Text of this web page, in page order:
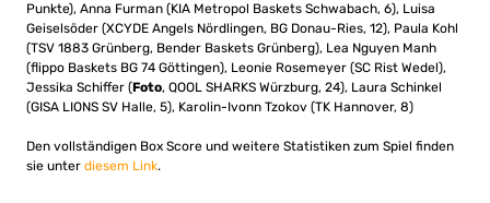
Punkte), Anna Furman (KIA Metropol Baskets Schwabach, 6), Luisa
Geiselsöder (XCYDE Angels Nördlingen, BG Donau-Ries, 12), Paula Kohl
(TSV 1883 Grünberg, Bender Baskets Grünberg), Lea Nguyen Manh
(flippo Baskets BG 74 Göttingen), Leonie Rosemeyer (SC Rist Wedel),
Jessika Schiffer (Foto, QOOL SHARKS Würzburg, 24), Laura Schinkel
(GISA LIONS SV Halle, 5), Karolin-Ivonn Tzokov (TK Hannover, 8)
Den vollständigen Box Score und weitere Statistiken zum Spiel finden
sie unter diesem Link.